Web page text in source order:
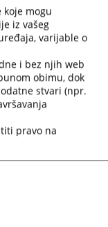
mogu
iz vašeg
varijable o
i bez njih web
obimu, dok
stvari (npr.
pravo na